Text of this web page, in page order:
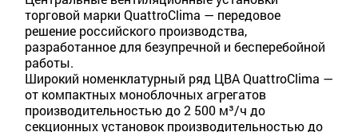
торговой марки QuattroClima — передовое
решение российского производства,
разработанное для безупречной и бесперебойной
работы.
Широкий номенклатурный ряд ЦВА QuattroClima —
от компактных моноблочных агрегатов
производительностью до 2 500 м³/ч до
секционных установок производительностью до